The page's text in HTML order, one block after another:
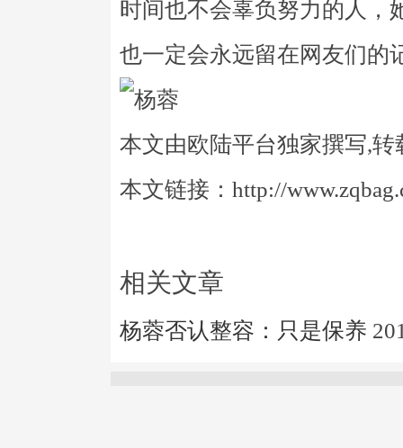
时间也不会辜负努力的人，
也一定会永远留在网友们的
本文由欧陆平台独家撰写,转
本文链接：http://
相关文章
杨蓉否认整容：只是保养